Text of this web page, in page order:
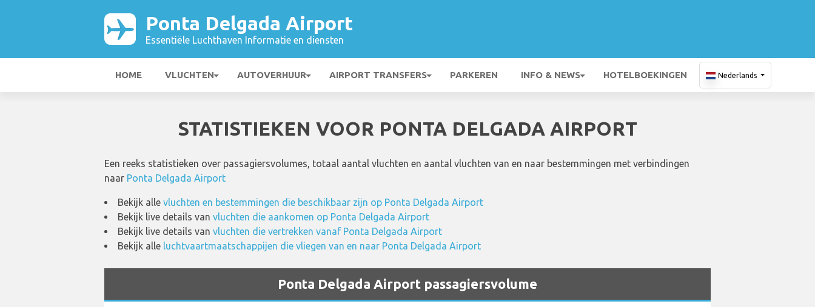
Ponta Delgada Airport
Essentiële Luchthaven Informatie en diensten
HOME VLUCHTEN AUTOVERHUUR AIRPORT TRANSFERS PARKEREN INFO & NEWS HOTELBOEKINGEN Nederlands
STATISTIEKEN VOOR PONTA DELGADA AIRPORT
Een reeks statistieken over passagiersvolumes, totaal aantal vluchten en aantal vluchten van en naar bestemmingen met verbindingen
naar Ponta Delgada Airport
Bekijk alle vluchten en bestemmingen die beschikbaar zijn op Ponta Delgada Airport
Bekijk live details van vluchten die aankomen op Ponta Delgada Airport
Bekijk live details van vluchten die vertrekken vanaf Ponta Delgada Airport
Bekijk alle luchtvaartmaatschappijen die vliegen van en naar Ponta Delgada Airport
Ponta Delgada Airport passagiersvolume